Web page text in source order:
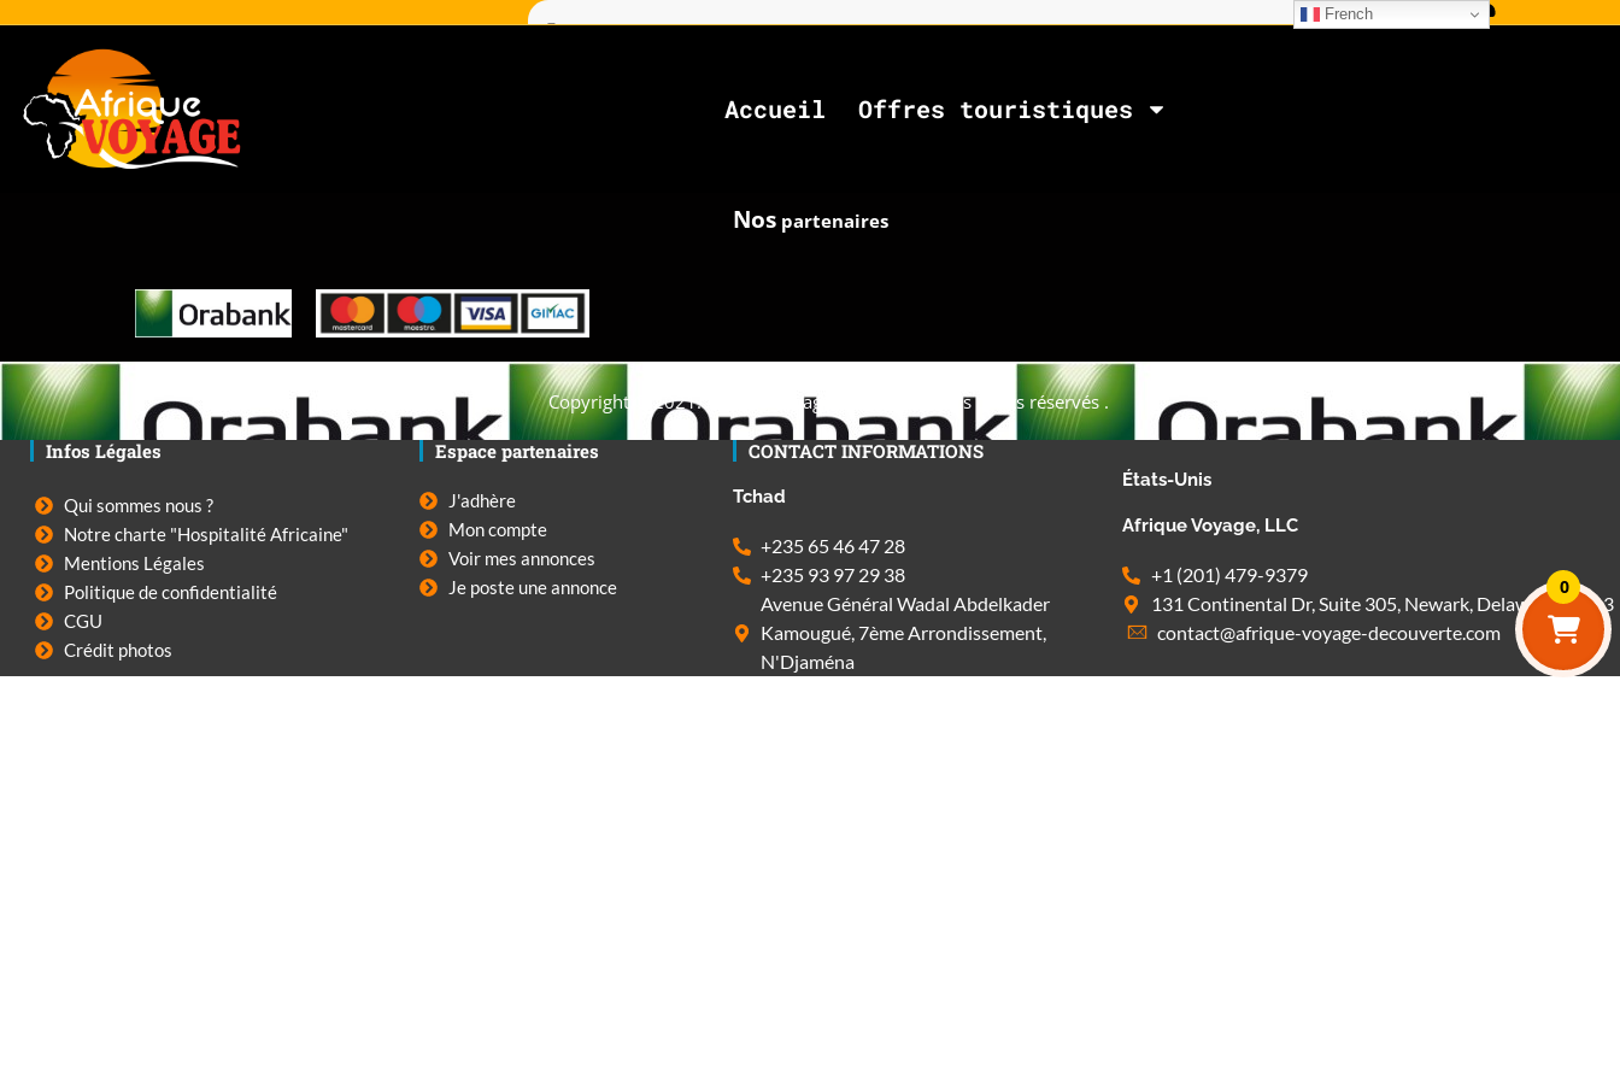
0
Accueil Offres touristiques
Nospartenaires
Copyright © 2021. Afrique-voyage-découverte tous droits réservés .
Infos Légales
Qui sommes nous ?
Notre charte "Hospitalité Africaine"
Mentions Légales
Politique de confidentialité
CGU
Crédit photos
Espace partenaires
J'adhère
Mon compte
Voir mes annonces
Je poste une annonce
CONTACT INFORMATIONS
Tchad
+235 65 46 47 28
+235 93 97 29 38
Avenue Général Wadal Abdelkader
Kamougué, 7ème Arrondissement,
N'Djaména
États-Unis
Afrique Voyage, LLC
+1 (201) 479-9379
131 Continental Dr, Suite 305, Newark, Delaware 19713
contact@afrique-voyage-decouverte.com
French